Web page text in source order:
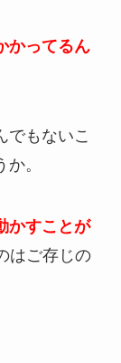
かってるん
でもないこ
。
かすことが
はご存じの